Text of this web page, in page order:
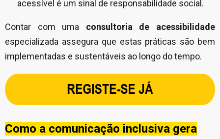
acessível é um sinal de responsabilidade social.
Contar com uma consultoria de acessibilidade
especializada assegura que estas práticas são bem
implementadas e sustentáveis ao longo do tempo.
Como a comunicação inclusiva gera